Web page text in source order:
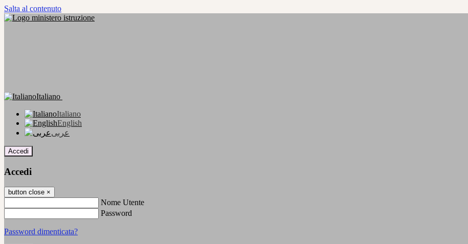
Salta al contenuto
Italiano
Italiano
English
عربى
Accedi
Accedi
button close ×
Nome Utente
Password
Password dimenticata?